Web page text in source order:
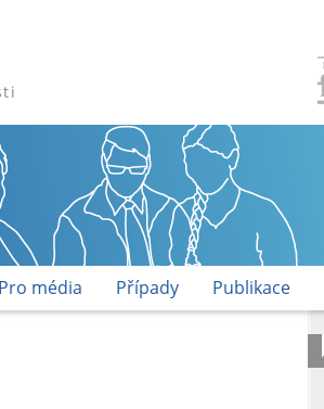
Pro média Případy Publikace